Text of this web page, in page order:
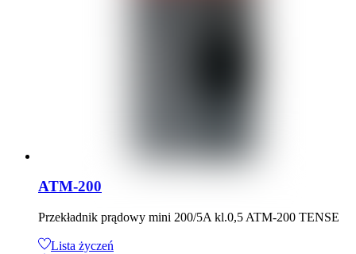
ATM-200
Przekładnik prądowy mini 200/5A kl.0,5 ATM-200 TENSE
Lista życzeń